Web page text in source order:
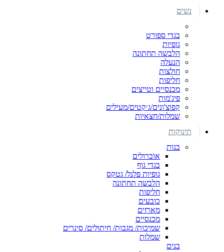
נשים
בגדי ספורט
גופיות
הלבשה תחתונה
הנעלה
חולצות
חליפות
מכנסיים וטייצים
פיג'מות
קפוצ'ונים/ג׳קטים/מעילים
שמלות/חצאיות
תינוקות
בנות
אוברולים
בגדי גוף
גופיות פלנל/ גטקס
הלבשה תחתונה
חליפות
כובעים
מארזים
מכנסיים
שמיכות/ מגבות/ חיתולים/ סינרים
שמלות
בנים